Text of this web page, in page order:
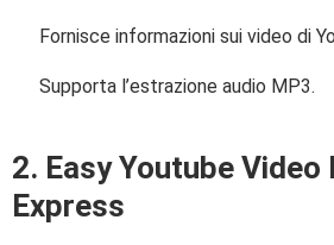
Fornisce informazioni sui video di
Supporta l’estrazione audio MP3.
2. Easy Youtube Video
Express